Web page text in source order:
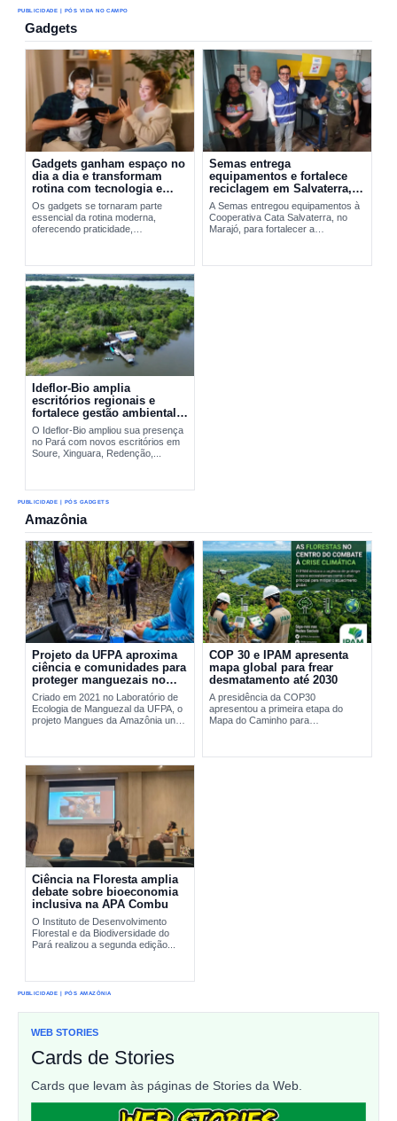
PUBLICIDADE | PÓS VIDA NO CAMPO
Gadgets
Gadgets ganham espaço no
dia a dia e transformam
rotina com tecnologia e
praticidade
Os gadgets se tornaram parte
essencial da rotina moderna,
oferecendo praticidade,
dispositivos vai do Walkman aos
smartphones...
Semas entrega
equipamentos e fortalece
reciclagem em Salvaterra,
no Marajó
A Semas entregou equipamentos à
Cooperativa Cata Salvaterra, no
Marajó, para fortalecer a
Ideflor-Bio amplia
escritórios regionais e
fortalece gestão ambiental
no Pará
O Ideflor-Bio ampliou sua presença
no Pará com novos escritórios em
Soure, Xinguara, Redenção,...
PUBLICIDADE | PÓS GADGETS
Amazônia
Projeto da UFPA aproxima
ciência e comunidades para
proteger manguezais no
Pará
Criado em 2021 no Laboratório de
Ecologia de Manguezal da UFPA, o
projeto Mangues da Amazônia une
COP 30 e IPAM apresenta
mapa global para frear
desmatamento até 2030
A presidência da COP30
apresentou a primeira etapa do
Mapa do Caminho para
Ciência na Floresta amplia
debate sobre bioeconomia
inclusiva na APA Combu
O Instituto de Desenvolvimento
Florestal e da Biodiversidade do
Pará realizou a segunda edição...
PUBLICIDADE | PÓS AMAZÔNIA
WEB STORIES
Cards de Stories
Cards que levam às páginas de Stories da Web.